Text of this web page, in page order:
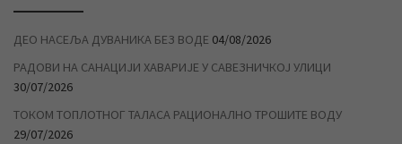
ДЕО НАСЕЉА ДУВАНИКА БЕЗ ВОДЕ 04/08/2026
РАДОВИ НА САНАЦИЈИ ХАВАРИЈЕ У САВЕЗНИЧКОЈ УЛИЦИ
30/07/2026
ТОКОМ ТОПЛОТНОГ ТАЛАСА РАЦИОНАЛНО ТРОШИТЕ ВОДУ
29/07/2026